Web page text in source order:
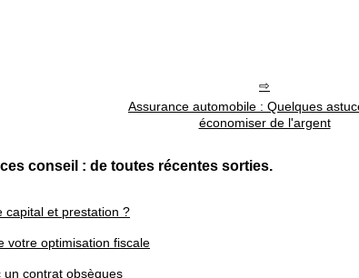
Assurance automobile : Quelques
économiser de l'argent
conseil : de toutes récentes sorties.
capital et prestation ?
votre optimisation fiscale
un contrat obsèques